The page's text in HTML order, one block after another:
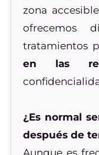
zona
ofrecemos
tratamientos
en las
¿Es normal
después de
Aunque es